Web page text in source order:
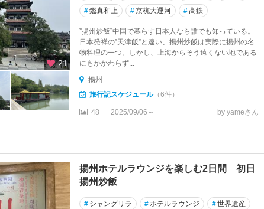
21
#鑑真和上 #京杭大運河 #高鉄
”揚州炒飯”中国で暮らす日本人なら誰でも知っている。
日本発祥の”天津飯”と違い、揚州炒飯は実際に揚州の名
物料理の一つ。しかし、上海からそう遠くない地である
にもかかわらず...
揚州
旅行記スケジュール（6件）
48 2025/09/06～ by yameさん
揚州ホテルラウンジを楽しむ2日間 初日
揚州炒飯
# シャングリラ #ホテルラウンジ #世界遺産